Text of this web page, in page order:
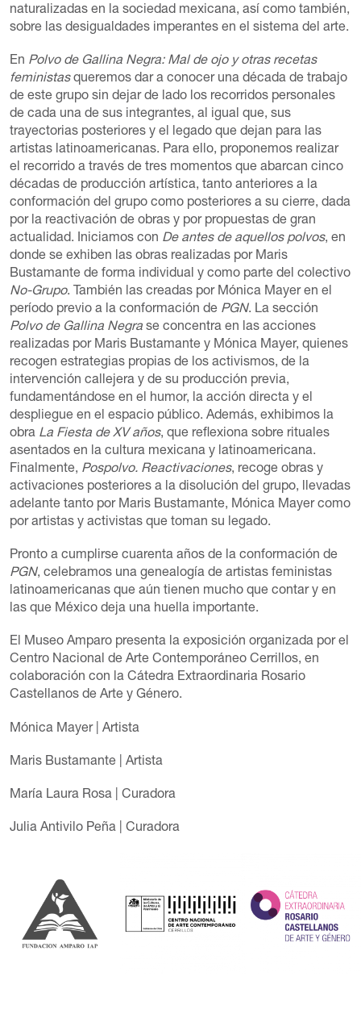
naturalizadas en la sociedad mexicana, así como también,
sobre las desigualdades imperantes en el sistema del arte.
En Polvo de Gallina Negra: Mal de ojo y otras recetas
feministasqueremos dar a conocer una década de trabajo
de este grupo sin dejar de lado los recorridos personales
de cada una de sus integrantes, al igual que, sus
trayectorias posteriores y el legado que dejan para las
artistas latinoamericanas. Para ello, proponemos realizar
el recorrido a través de tres momentos que abarcan cinco
décadas de producción artística, tanto anteriores a la
conformación del grupo como posteriores a su cierre, dada
por la reactivación de obras y por propuestas de gran
actualidad. Iniciamos con De antes de aquellos polvos, en
donde se exhiben las obras realizadas por Maris
Bustamante de forma individual y como parte del colectivo
No-Grupo. También las creadas por Mónica Mayer en el
período previo a la conformación de PGN. La sección
Polvo de Gallina Negra se concentra en las acciones
realizadas por Maris Bustamante y Mónica Mayer, quienes
recogen estrategias propias de los activismos, de la
intervención callejera y de su producción previa,
fundamentándose en el humor, la acción directa y el
despliegue en el espacio público. Además, exhibimos la
obra La Fiesta de XV años, que reflexiona sobre rituales
asentados en la cultura mexicana y latinoamericana.
Finalmente, Pospolvo. Reactivaciones, recoge obras y
activaciones posteriores a la disolución del grupo, llevadas
adelante tanto por Maris Bustamante, Mónica Mayer como
por artistas y activistas que toman su legado.
Pronto a cumplirse cuarenta años de la conformación de
PGN, celebramos una genealogía de artistas feministas
latinoamericanas que aún tienen mucho que contar y en
las que México deja una huella importante.
El Museo Amparo presenta la exposición organizada por el
Centro Nacional de Arte Contemporáneo Cerrillos, en
colaboración con la Cátedra Extraordinaria Rosario
Castellanos de Arte y Género.
Mónica Mayer| Artista
Maris Bustamante| Artista
María Laura Rosa | Curadora
Julia Antivilo Peña | Curadora